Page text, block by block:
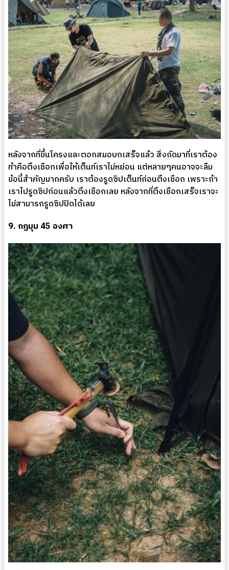
หลังจากที่ขึ้นโครงและตอกสมอบกเสร็จแล้ว สิ่งถัดมาที่เราต้อง
ทำคือตึงเชือกเพื่อให้เต็นท์เราไม่หย่อน แต่หลายๆคนอาจจะลืม
ข้อนี้สำคัญมากครับ เราต้องรูดซิปเต็นท์ก่อนตึงเชือก เพราะถ้า
เราไปรูดซิปก่อนแล้วตึงเชือกเลย หลังจากที่ตึงเชือกเสร็จเราจะ
ไม่สามารถรูดซิปปิดได้เลย
9. กฏมุม 45 องศา